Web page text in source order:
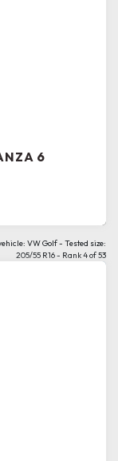
6
VW Golf - Tested size:
205/55 R16 - Rank 4 of 53